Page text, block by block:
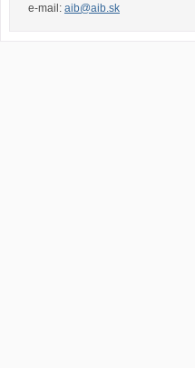
e-mail: aib@aib.sk